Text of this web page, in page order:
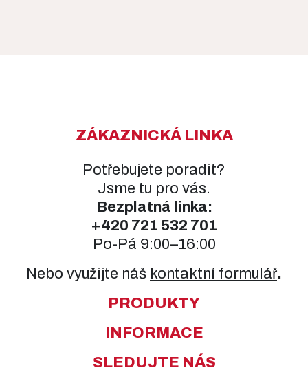
ZÁKAZNICKÁ LINKA
Potřebujete poradit?
Jsme tu pro vás.
Bezplatná linka:
+420 721 532 701
Po-Pá 9:00–16:00
Nebo využijte náš kontaktní formulář.
PRODUKTY
INFORMACE
SLEDUJTE NÁS